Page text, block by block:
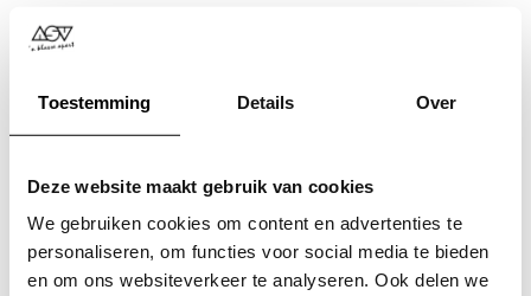
Toestemming Details Over
Deze website maakt gebruik van cookies
We gebruiken cookies om content en advertenties te
personaliseren, om functies voor social media te bieden
en om ons websiteverkeer te analyseren. Ook delen we